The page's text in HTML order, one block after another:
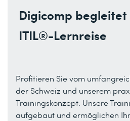
Digicomp
ITIL®-Lernreise
Profitieren Sie vom
der Schweiz und unserem
Trainingskonzept. Unsere
aufgebaut und ermöglichen